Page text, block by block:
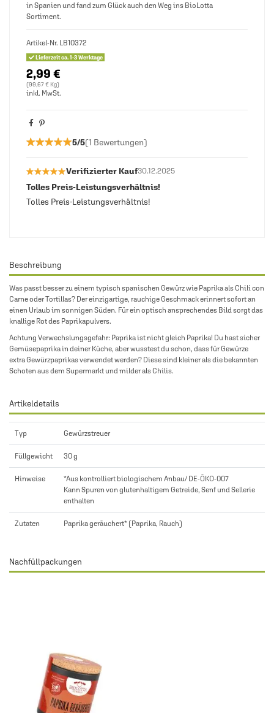
in Spanien und fand zum Glück auch den Weg ins BioLotta
Sortiment.
Artikel-Nr. LB10372
Lieferzeit ca. 1-3 Werktage
2,99 €
(99,67 € Kg)
inkl. MwSt.
★★★★★
★★★★★5/5(1 Bewertungen)
★★★★★
★★★★★Verifizierter Kauf30.12.2025
Tolles Preis-Leistungsverhältnis!
Tolles Preis-Leistungsverhältnis!
Beschreibung
Was passt besser zu einem typisch spanischen Gewürz wie Paprika als Chili con
Carne oder Tortillas? Der einzigartige, rauchige Geschmack erinnert sofort an
einen Urlaub im sonnigen Süden. Für ein optisch ansprechendes Bild sorgt das
knallige Rot des Paprikapulvers.
Achtung Verwechslungsgefahr: Paprika ist nicht gleich Paprika! Du hast sicher
Gemüsepaprika in deiner Küche, aber wusstest du schon, dass für Gewürze
extra Gewürzpaprikas verwendet werden? Diese sind kleiner als die bekannten
Schoten aus dem Supermarkt und milder als Chilis.
Artikeldetails
Typ Gewürzstreuer
Füllgewicht 30 g
Hinweise
*Aus kontrolliert biologischem Anbau/ DE-ÖKO-007
Kann Spuren von glutenhaltigem Getreide, Senf und Sellerie
enthalten
Zutaten Paprika geräuchert* (Paprika, Rauch)
Nachfüllpackungen